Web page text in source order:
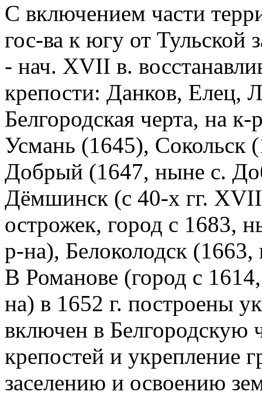
С включением части
гос-ва к югу от Тульской
- нач. XVII в.
крепости: Данков, Елец,
Белгородская черта, на
Усмань (1645), Сокольск
Добрый (1647, ныне с.
Дёмшинск (с 40-х гг.
острожек, город с 1683,
р-на), Белоколодск
В Романове (город с
на) в 1652 г. построены
включен в Белгородскую
крепостей и укрепление
заселению и освоению